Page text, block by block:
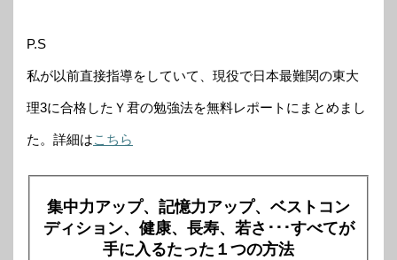
P.S
私が以前直接指導をしていて、現役で日本最難関の東大
理3に合格したＹ君の勉強法を無料レポートにまとめまし
た。詳細はこちら
集中力アップ、記憶力アップ、ベストコン
ディション、健康、長寿、若さ･･･すべてが
手に入るたった１つの方法